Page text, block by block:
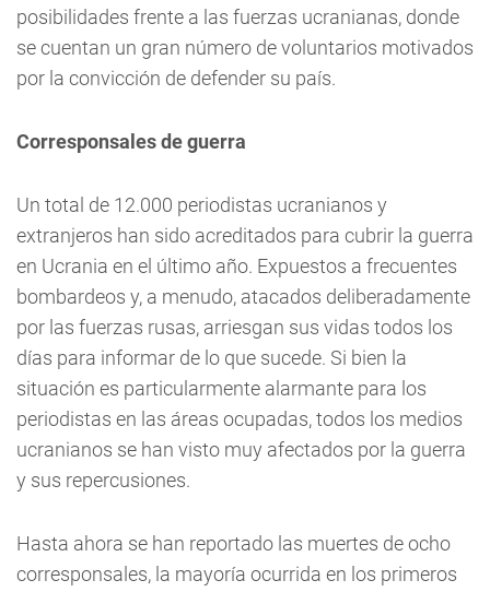
posibilidades frente a las fuerzas ucranianas, donde
se cuentan un gran número de voluntarios motivados
por la convicción de defender su país.
Corresponsales de guerra
Un total de 12.000 periodistas ucranianos y
extranjeros han sido acreditados para cubrir la guerra
en Ucrania en el último año. Expuestos a frecuentes
bombardeos y, a menudo, atacados deliberadamente
por las fuerzas rusas, arriesgan sus vidas todos los
días para informar de lo que sucede. Si bien la
situación es particularmente alarmante para los
periodistas en las áreas ocupadas, todos los medios
ucranianos se han visto muy afectados por la guerra
y sus repercusiones.
Hasta ahora se han reportado las muertes de ocho
corresponsales, la mayoría ocurrida en los primeros